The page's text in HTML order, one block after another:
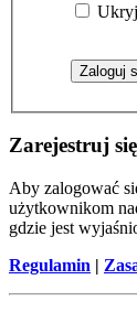
Ukryj
Zarejestruj się
Aby zalogować
użytkownikom
gdzie jest
Regulamin |